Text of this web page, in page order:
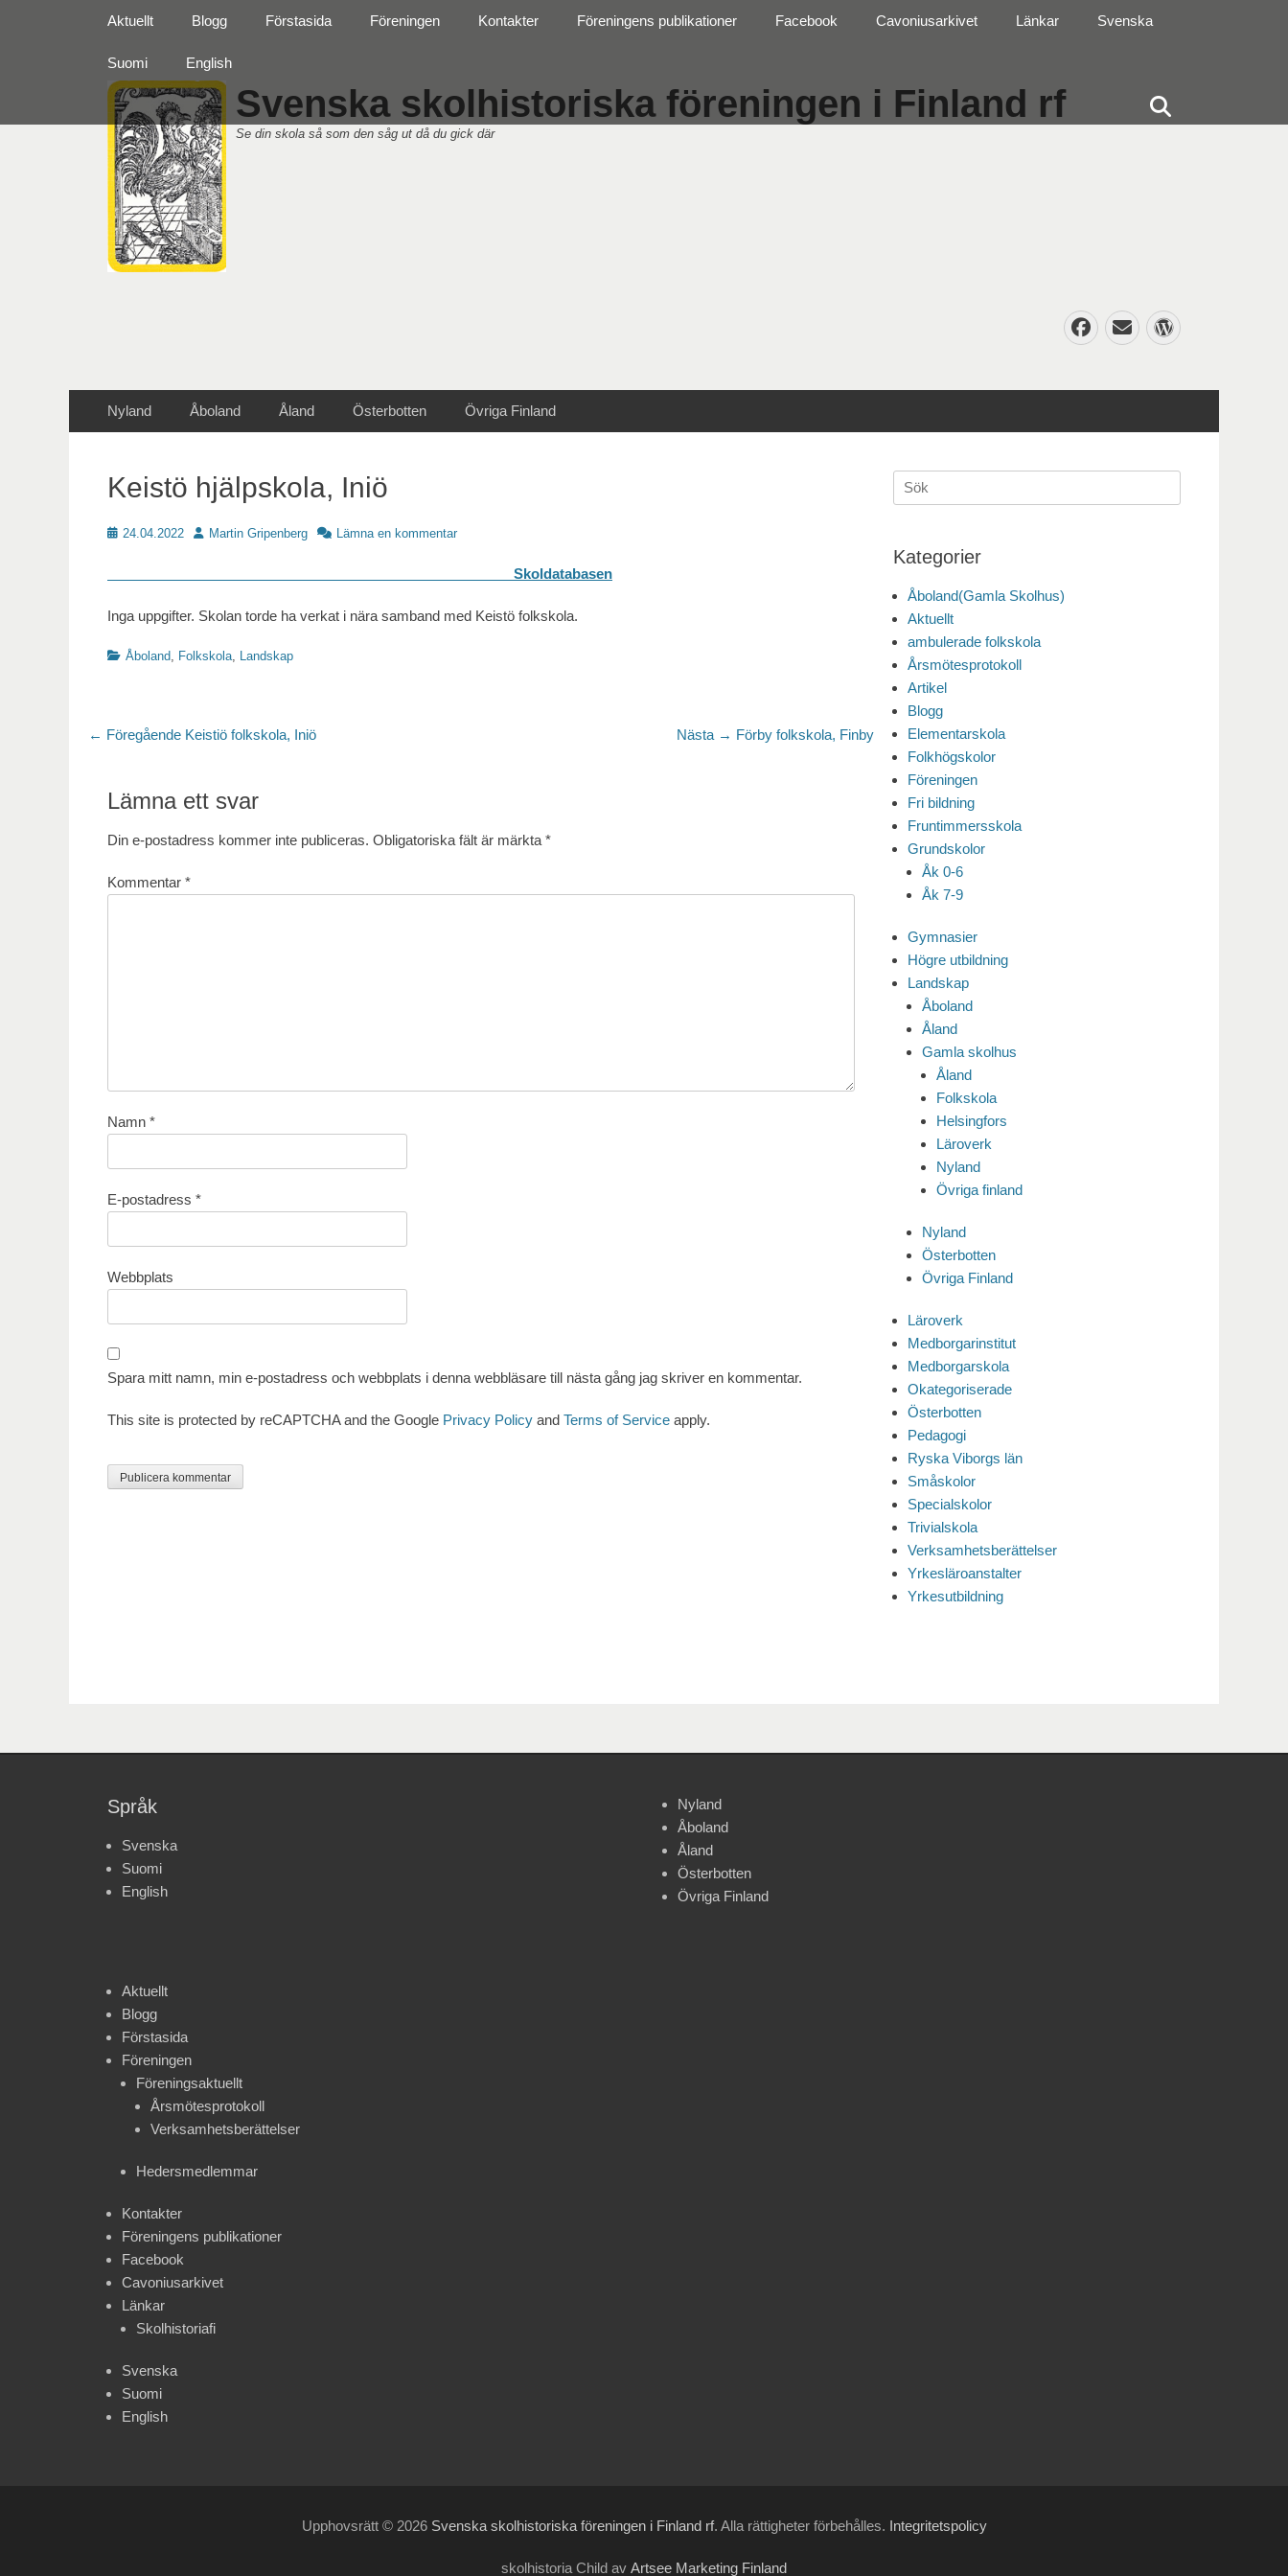
Svenska skolhistoriska föreningen i Finland rf
Se din skola så som den såg ut då du gick där
Facebook
E-
post
Primär meny
innehåll
Aktuellt Blogg Förstasida Föreningen Kontakter Föreningens publikationer Facebook Cavoniusarkivet Länkar Svenska
Suomi English
Sekundär meny
Nyland Åboland Åland Österbotten Övriga Finland
Keistö hjälpskola, Iniö
Publicerat
24.04.2022 Författare
Martin Gripenberg Lämna en kommentar
Skoldatabasen
Inga uppgifter. Skolan torde ha verkat i nära samband med Keistö folkskola.
Kategorier
Åboland, Folkskola, Landskap
Inläggsnavigering
← Föregående Föregående
Keistiö folkskola, Iniö Nästa → Nästa
Förby folkskola, Finby
Lämna ett svar
Din e-postadress kommer inte publiceras. Obligatoriska fält är märkta *
Kommentar *
Namn *
E-postadress *
Webbplats
Spara mitt namn, min e-postadress och webbplats i denna webbläsare till nästa gång jag skriver en kommentar.
This site is protected by reCAPTCHA and the Google Privacy Policy and Terms of Service apply.
Sök
efter:
Kategorier
Åboland(Gamla Skolhus)
Aktuellt
ambulerade folkskola
Årsmötesprotokoll
Artikel
Blogg
Elementarskola
Folkhögskolor
Föreningen
Fri bildning
Fruntimmersskola
Grundskolor
Åk 0-6
Åk 7-9
Gymnasier
Högre utbildning
Landskap
Åboland
Åland
Gamla skolhus
Åland
Folkskola
Helsingfors
Läroverk
Nyland
Övriga finland
Nyland
Österbotten
Övriga Finland
Läroverk
Medborgarinstitut
Medborgarskola
Okategoriserade
Österbotten
Pedagogi
Ryska Viborgs län
Småskolor
Specialskolor
Trivialskola
Verksamhetsberättelser
Yrkesläroanstalter
Yrkesutbildning
Språk
Svenska
Suomi
English
Aktuellt
Blogg
Förstasida
Föreningen
Föreningsaktuellt
Årsmötesprotokoll
Verksamhetsberättelser
Hedersmedlemmar
Kontakter
Föreningens publikationer
Facebook
Cavoniusarkivet
Länkar
Skolhistoriafi
Svenska
Suomi
English
Nyland
Åboland
Åland
Österbotten
Övriga Finland
Upphovsrätt © 2026 Svenska skolhistoriska föreningen i Finland rf. Alla rättigheter förbehålles. Integritetspolicy
skolhistoria Child av Artsee Marketing Finland